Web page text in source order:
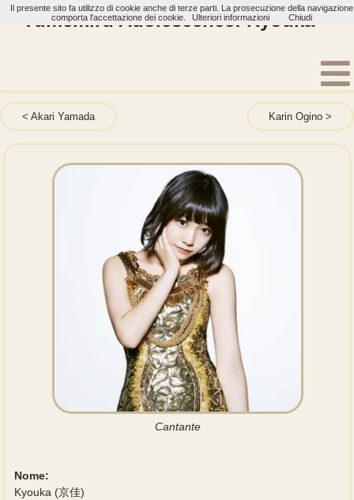
Yumemiru Adolescence: Kyouka
Akari Yamada Karin Ogino
Cantante
Nome:
Kyouka (京佳)
Il presente sito fa utilizzo di cookie anche di terze parti. La prosecuzione della navigazione
comporta l'accettazione dei cookie.
Ulteriori informazioni Chiudi